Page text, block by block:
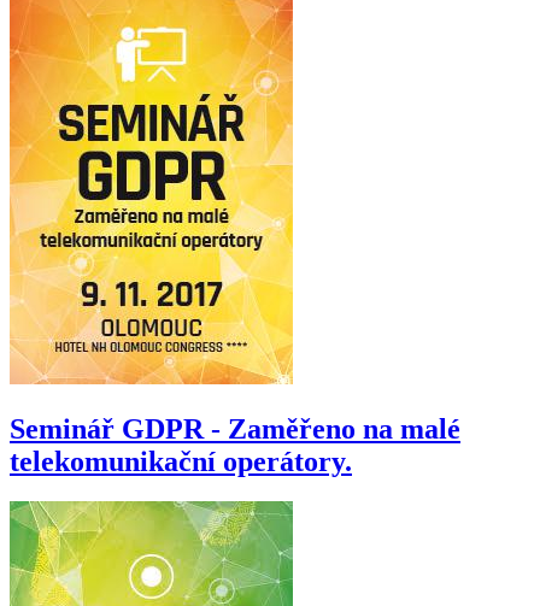
Seminář GDPR - Zaměřeno na malé
telekomunikační operátory.